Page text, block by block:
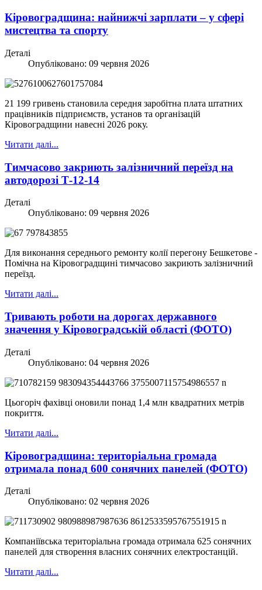
Кіровоградщина: найнижчі зарплати – у сфері
мистецтва та спорту
Деталі
Опубліковано: 09 червня 2026
21 199 гривень становила середня заробітна плата штатних
працівників підприємств, установ та організацій
Кіровоградщини навесні 2026 року.
Читати далі...
Тимчасово закриють залізничний переїзд на
автодорозі Т-12-14
Деталі
Опубліковано: 09 червня 2026
Для виконання середнього ремонту колії перегону Бешкетове -
Помічна на Кіровоградщині тимчасово закриють залізничний
переїзд.
Читати далі...
Тривають роботи на дорогах державного
значення у Кіровоградській області (ФОТО)
Деталі
Опубліковано: 04 червня 2026
Цьогоріч фахівці оновили понад 1,4 млн квадратних метрів
покриття.
Читати далі...
Кіровоградщина: територіальна громада
отримала понад 600 сонячних панелей (ФОТО)
Деталі
Опубліковано: 02 червня 2026
Компаніївська територіальна громада отримала 625 сонячних
панелей для створення власних сонячних електростанцій.
Читати далі...